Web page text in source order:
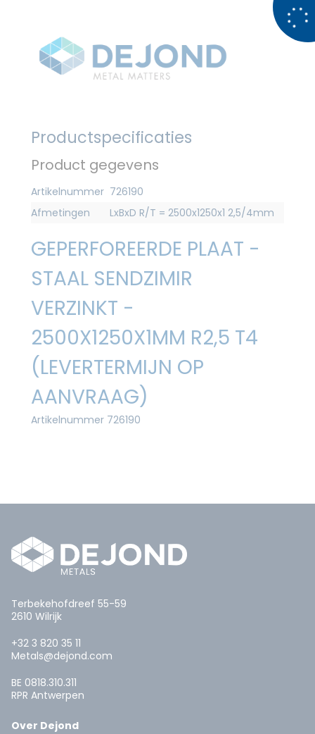
Productspecificaties
Product gegevens
Artikelnummer 726190
Afmetingen
LxBxD R/T = 2500x1250x1 2,5/4mm
GEPERFOREERDE PLAAT -
STAAL SENDZIMIR
VERZINKT -
2500X1250X1MM R2,5 T4
(LEVERTERMIJN OP
AANVRAAG)
Artikelnummer 726190
Terbekehofdreef 55-59
2610 Wilrijk
+32 3 820 35 11
Metals@dejond.com
BE 0818.310.311
RPR Antwerpen
Over Dejond